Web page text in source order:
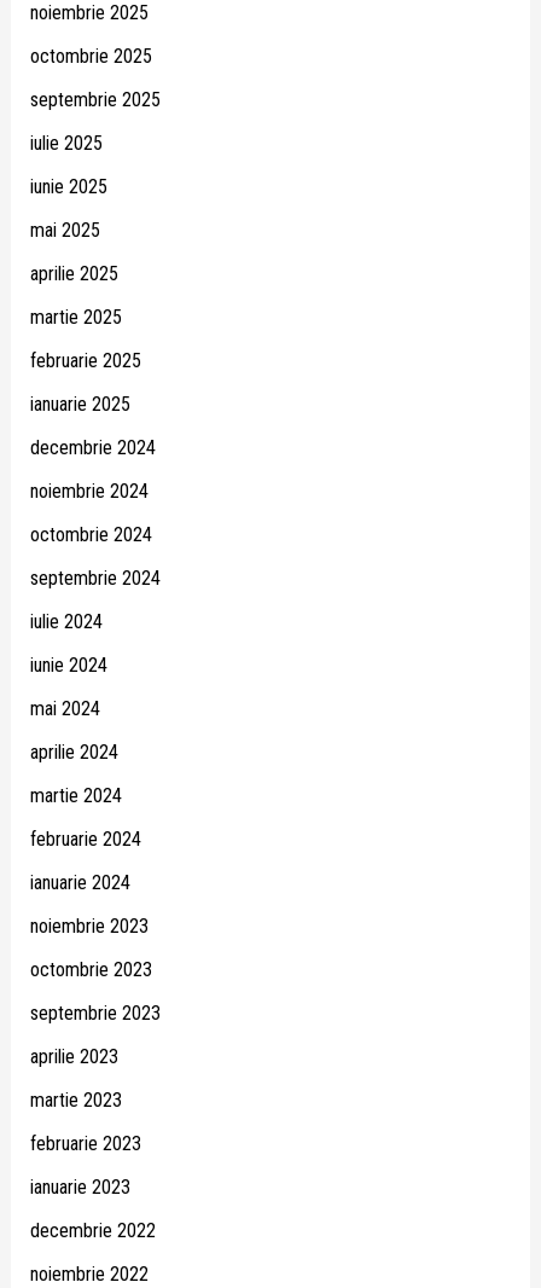
noiembrie 2025
octombrie 2025
septembrie 2025
iulie 2025
iunie 2025
mai 2025
aprilie 2025
martie 2025
februarie 2025
ianuarie 2025
decembrie 2024
noiembrie 2024
octombrie 2024
septembrie 2024
iulie 2024
iunie 2024
mai 2024
aprilie 2024
martie 2024
februarie 2024
ianuarie 2024
noiembrie 2023
octombrie 2023
septembrie 2023
aprilie 2023
martie 2023
februarie 2023
ianuarie 2023
decembrie 2022
noiembrie 2022